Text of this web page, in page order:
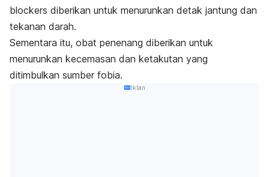
blockers diberikan untuk menurunkan detak jantung dan
tekanan darah.
Sementara itu, obat penenang diberikan untuk
menurunkan kecemasan dan ketakutan yang
ditimbulkan sumber fobia.
Iklan